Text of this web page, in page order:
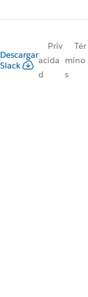
Descargar
Slack
Priv
acida
d
Tér
mino
s